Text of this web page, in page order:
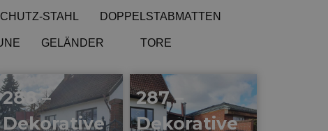
STAHL DOPPELSTABMATTEN
GELÄNDER TORE
288 –
Dekorative
287 –
Dekorative